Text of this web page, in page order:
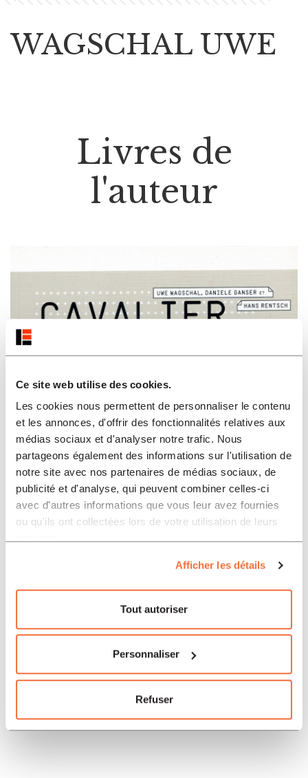
Ce site web utilise des cookies.
Les cookies nous permettent de personnaliser le contenu
et les annonces, d'offrir des fonctionnalités relatives aux
médias sociaux et d'analyser notre trafic. Nous
partageons également des informations sur l'utilisation de
notre site avec nos partenaires de médias sociaux, de
publicité et d'analyse, qui peuvent combiner celles-ci
avec d'autres informations que vous leur avez fournies
ou qu'ils ont collectées lors de votre utilisation de leurs
Afficher les détails
Tout autoriser
Personnaliser
Refuser
WAGSCHAL UWE
Livres de
l'auteur
Cavalier seul